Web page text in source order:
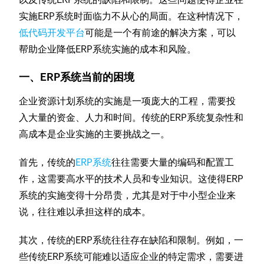
实施ERP系统时面临力不从心的局面。在这种情况下，
低代码开发平台可能是一个有前途的解决方案，可以
帮助企业降低ERP系统实施的成本和风险。
一、ERP系统当前的困境
企业资源计划系统的实施是一项庞大的工程，需要投
入大量的资金、人力和时间。传统的ERP系统复杂性和
高成本是企业实施的主要挑战之一。
首先，传统的ERP系统往往需要大量的编码和配置工
作，这需要高水平的技术人员和专业知识。这使得ERP
系统的实施变得十分昂贵，尤其是对于中小型企业来
说，往往难以承担这样的成本。
其次，传统的ERP系统往往存在缺陷和限制。例如，一
些传统ERP系统可能难以适应企业的特定需求，需要进